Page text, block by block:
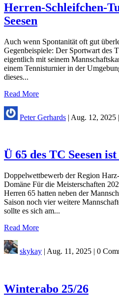
Herren-Schleifchen-
Seesen
Auch wenn Spontanität oft gut
Gegenbeispiele: Der Sportwart des
eigentlich mit seinem
einem Tennisturnier in der
dieses...
Read More
Peter Gerhards | Aug. 12, 2025 |
Ü 65 des TC Seesen
Doppelwettbewerb der Region
Domäne Für die Meisterschaften
Herren 65 hatten neben der
Saison noch vier weitere
sollte es sich am...
Read More
skykay | Aug. 11, 2025 | 0
Winterabo 25/26